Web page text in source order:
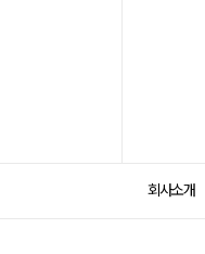
회사소개